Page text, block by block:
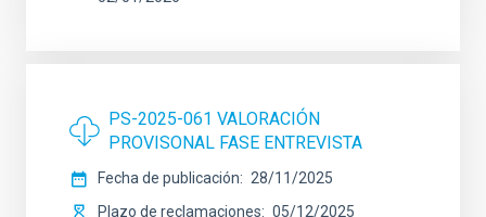
PS-2025-061 VALORACIÓN
PROVISONAL FASE ENTREVISTA
Fecha de publicación
28/11/2025
Plazo de reclamaciones
05/12/2025